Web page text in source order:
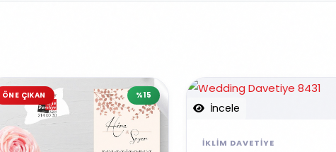
ÖNE ÇIKAN %15
İncele
İKLIM DAVETIYE